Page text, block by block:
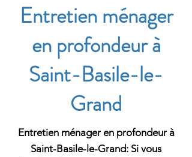
Entretien ménager
en profondeur à
Saint-Basile-le-
Grand
Entretien ménager en profondeur à
Saint-Basile-le-Grand: Si vous